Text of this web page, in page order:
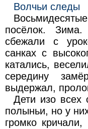
Волчьи следы
посёлок.
сбежали с
санках с
катались,
середину
выдержал,
Дети изо всех
полыньи, но у
громко